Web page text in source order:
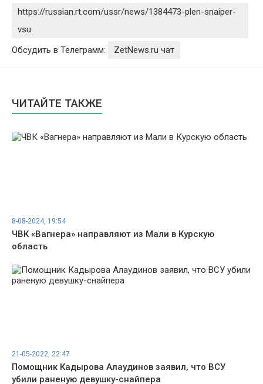
https://russian.rt.com/ussr/news/1384473-plen-snaiper-
vsu
Обсудить в Телеграмм:
ZetNews.ru чат
ЧИТАЙТЕ ТАКЖЕ
8-08-2024, 19:54
ЧВК «Вагнера» направляют из Мали в Курскую
область
21-05-2022, 22:47
Помощник Кадырова Алаудинов заявил, что ВСУ
убили раненую девушку-снайпера